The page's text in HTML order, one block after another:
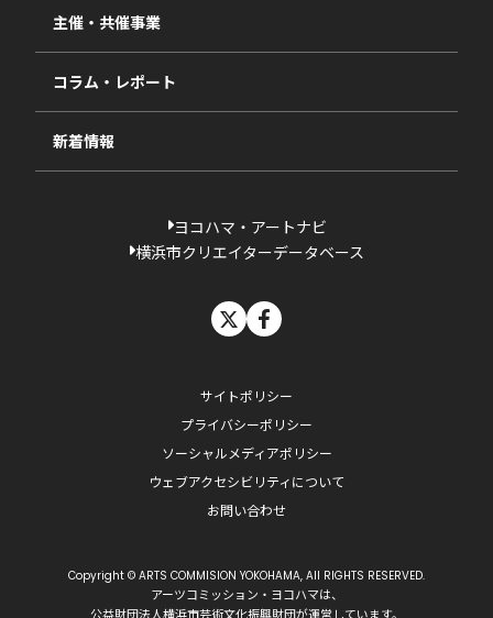
2024年度
2023年度
過去の採択一覧
視察・ヒアリング・研究
相談依頼フォーム
主催・共催事業
コラム・レポート
新着情報
ヨコハマ・アートナビ
横浜市クリエイターデータベース
サイトポリシー
プライバシーポリシー
ソーシャルメディアポリシー
ウェブアクセシビリティについて
お問い合わせ
Copyright © ARTS COMMISION YOKOHAMA, All RIGHTS RESERVED.
アーツコミッション・ヨコハマは、
公益財団法人横浜市芸術文化振興財団が運営しています。